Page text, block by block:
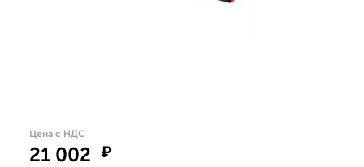
Цена с НДС
21 002 ₽